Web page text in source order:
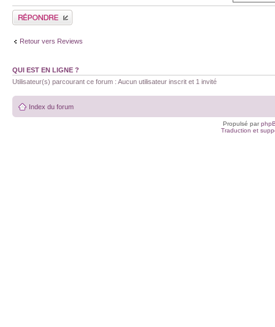
Publier une réponse
Retour vers Reviews
QUI EST EN LIGNE ?
Utilisateur(s) parcourant ce forum : Aucun utilisateur inscrit et 1 invité
Index du forum
Propulsé par
Traduction et